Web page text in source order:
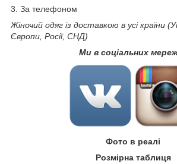
3. За телефоном
Жіночий одяг із доставкою в усі країни
Європи, Росії, СНД)
Ми в соціальних
Фото в реалі
Розмірна таблиця